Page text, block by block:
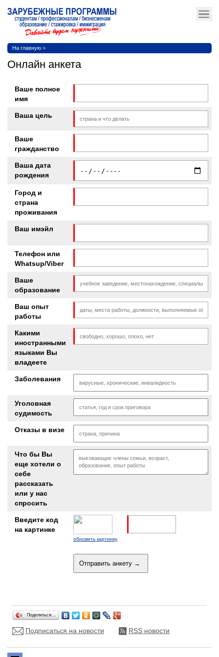
На главную >
Онлайн анкета
Ваше полное
имя
Ваша цель
Ваше
гражданство
Ваша дата
рождения
Город и
страна
проживания
Ваш имэйл
Телефон или
Whatsup/Viber
Ваше
образование
Ваш опыт
работы
Какими
иностранными
языками Вы
владеете
Заболевания
Уголовная
судимость
Отказы в визе
Что бы Вы
еще хотели о
себе
рассказать
или у нас
спросить
Введите код
на картинке
обновить картинку
Поделиться…
Подписаться на новости RSS новости